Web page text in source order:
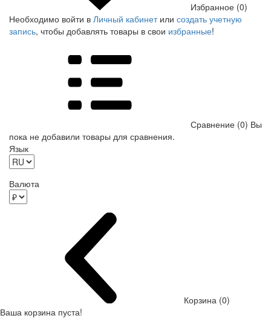
Избранное (0)
Необходимо войти в Личный кабинетили создать учетную
запись, чтобы добавлять товары в свои избранные!
Сравнение (0) Вы
пока не добавили товары для сравнения.
Язык
Валюта
Корзина (0)
Ваша корзина пуста!